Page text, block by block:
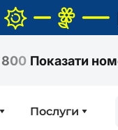
800 Показати
Послуги